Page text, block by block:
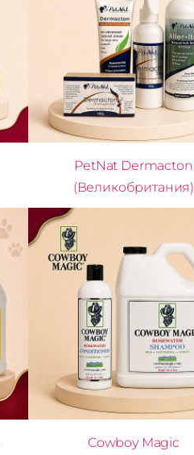
PetNat Dermacton
(Великобритания)
Cowboy Magic